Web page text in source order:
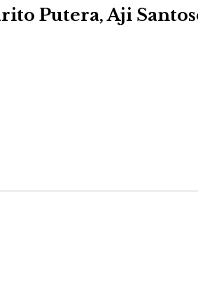
Putera, Aji